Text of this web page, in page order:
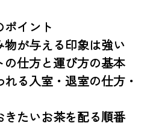
ポイント
が与える印象は強い
仕方と運び方の基本
る入室・退室の仕方・
たいお茶を配る順番